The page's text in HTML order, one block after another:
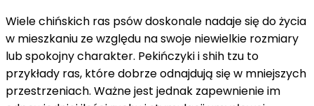
Wiele chińskich ras psów doskonale nadaje się do życia
w mieszkaniu ze względu na swoje niewielkie rozmiary
lub spokojny charakter. Pekińczyki i shih tzu to
przykłady ras, które dobrze odnajdują się w mniejszych
przestrzeniach. Ważne jest jednak zapewnienie im